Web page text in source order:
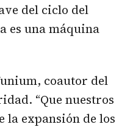
del ciclo del
es una máquina
coautor del
“Que nuestros
la expansión de los